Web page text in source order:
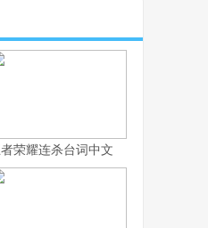
度，选择适合自己的战斗风格
荣耀连杀台词中文